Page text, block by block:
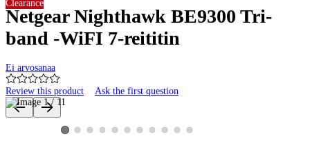
Netgear Nighthawk BE9300 Tri-
band -WiFI 7-reititin
Ei arvosanaa
Review this product Ask the first question
Clearance
Product images and videos
View product image 1
View product image 2
View product image 3
View product image 4
View product image 5
View product image 6
View product image 7
View product image 8
View product image 9
View product image 10
View product image 11